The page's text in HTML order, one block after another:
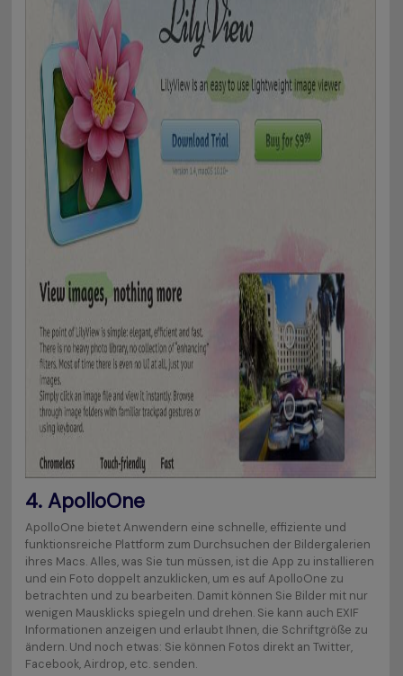
4. ApolloOne
ApolloOne bietet Anwendern eine schnelle, effiziente und
funktionsreiche Plattform zum Durchsuchen der Bildergalerien
ihres Macs. Alles, was Sie tun müssen, ist die App zu installieren
und ein Foto doppelt anzuklicken, um es auf ApolloOne zu
betrachten und zu bearbeiten. Damit können Sie Bilder mit nur
wenigen Mausklicks spiegeln und drehen. Sie kann auch EXIF
Informationen anzeigen und erlaubt Ihnen, die Schriftgröße zu
ändern. Und noch etwas: Sie können Fotos direkt an Twitter,
Facebook, Airdrop, etc. senden.